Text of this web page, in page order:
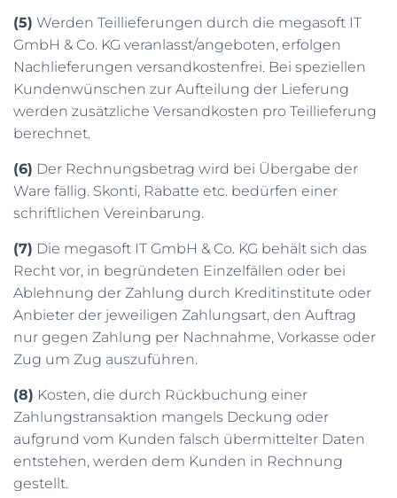
(5) Werden Teillieferungen durch die megasoft IT
GmbH & Co. KG veranlasst/angeboten, erfolgen
Nachlieferungen versandkostenfrei. Bei speziellen
Kundenwünschen zur Aufteilung der Lieferung
werden zusätzliche Versandkosten pro Teillieferung
berechnet.
(6) Der Rechnungsbetrag wird bei Übergabe der
Ware fällig. Skonti, Rabatte etc. bedürfen einer
schriftlichen Vereinbarung.
(7) Die megasoft IT GmbH & Co. KG behält sich das
Recht vor, in begründeten Einzelfällen oder bei
Ablehnung der Zahlung durch Kreditinstitute oder
Anbieter der jeweiligen Zahlungsart, den Auftrag
nur gegen Zahlung per Nachnahme, Vorkasse oder
Zug um Zug auszuführen.
(8) Kosten, die durch Rückbuchung einer
Zahlungstransaktion mangels Deckung oder
aufgrund vom Kunden falsch übermittelter Daten
entstehen, werden dem Kunden in Rechnung
gestellt.